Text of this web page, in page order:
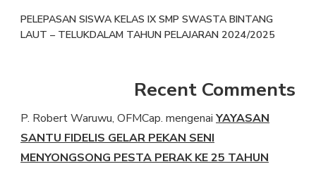
PELEPASAN SISWA KELAS IX SMP SWASTA BINTANG
LAUT – TELUKDALAM TAHUN PELAJARAN 2024/2025
Recent Comments
P. Robert Waruwu, OFMCap. mengenai YAYASAN
SANTU FIDELIS GELAR PEKAN SENI
MENYONGSONG PESTA PERAK KE 25 TAHUN